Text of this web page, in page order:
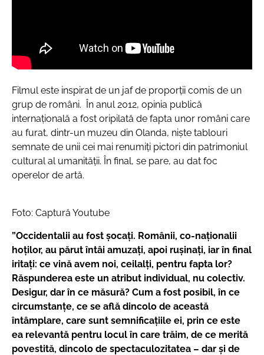
Filmul este inspirat de un jaf de proporţii comis de un
grup de români. În anul 2012, opinia publică
internaţională a fost oripilată de fapta unor români care
au furat, dintr-un muzeu din Olanda, nişte tablouri
semnate de unii cei mai renumiţi pictori din patrimoniul
cultural al umanităţii. În final, se pare, au dat foc
operelor de artă.
Foto: Captură Youtube
”Occidentalii au fost şocaţi. Românii, co-naţionalii
hoţilor, au părut întâi amuzaţi, apoi ruşinaţi, iar în final
iritaţi: ce vină avem noi, ceilalţi, pentru fapta lor?
Răspunderea este un atribut individual, nu colectiv.
Desigur, dar în ce măsură? Cum a fost posibil, în ce
circumstanţe, ce se află dincolo de această
întâmplare, care sunt semnificaţiile ei, prin ce este
ea relevantă pentru locul în care trăim, de ce merită
povestită, dincolo de spectaculozitatea – dar şi de